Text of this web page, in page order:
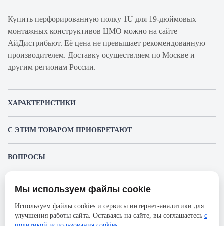
Купить перфорированную полку 1U для 19-дюймовых
монтажных конструктивов ЦМО можно на сайте
АйДистрибьют. Её цена не превышает рекомендованную
производителем. Доставку осуществляем по Москве и
другим регионам России.
ХАРАКТЕРИСТИКИ
Производитель
Ширина, мм
Высота, мм
Глубина, мм
620
С ЭТИМ ТОВАРОМ ПРИОБРЕТАЮТ
ЦМО ШТК-М-42.6.8-44АА
ВОПРОСЫ
Пожалуйста, авторизуйтесь, чтобы иметь
Представленные изображения и характеристики могут отличаться от реального
без предварительного уведомления. Компания АйДистрибьют не несёт
ответственности в случае не соответствия текущей модели товаров фотографиям,
размещённым в карточке товара.
Мы используем файлы cookie
Используем файлы cookies и сервисы интернет-аналитики для
улучшения работы сайта. Оставаясь на сайте, вы соглашаетесь с